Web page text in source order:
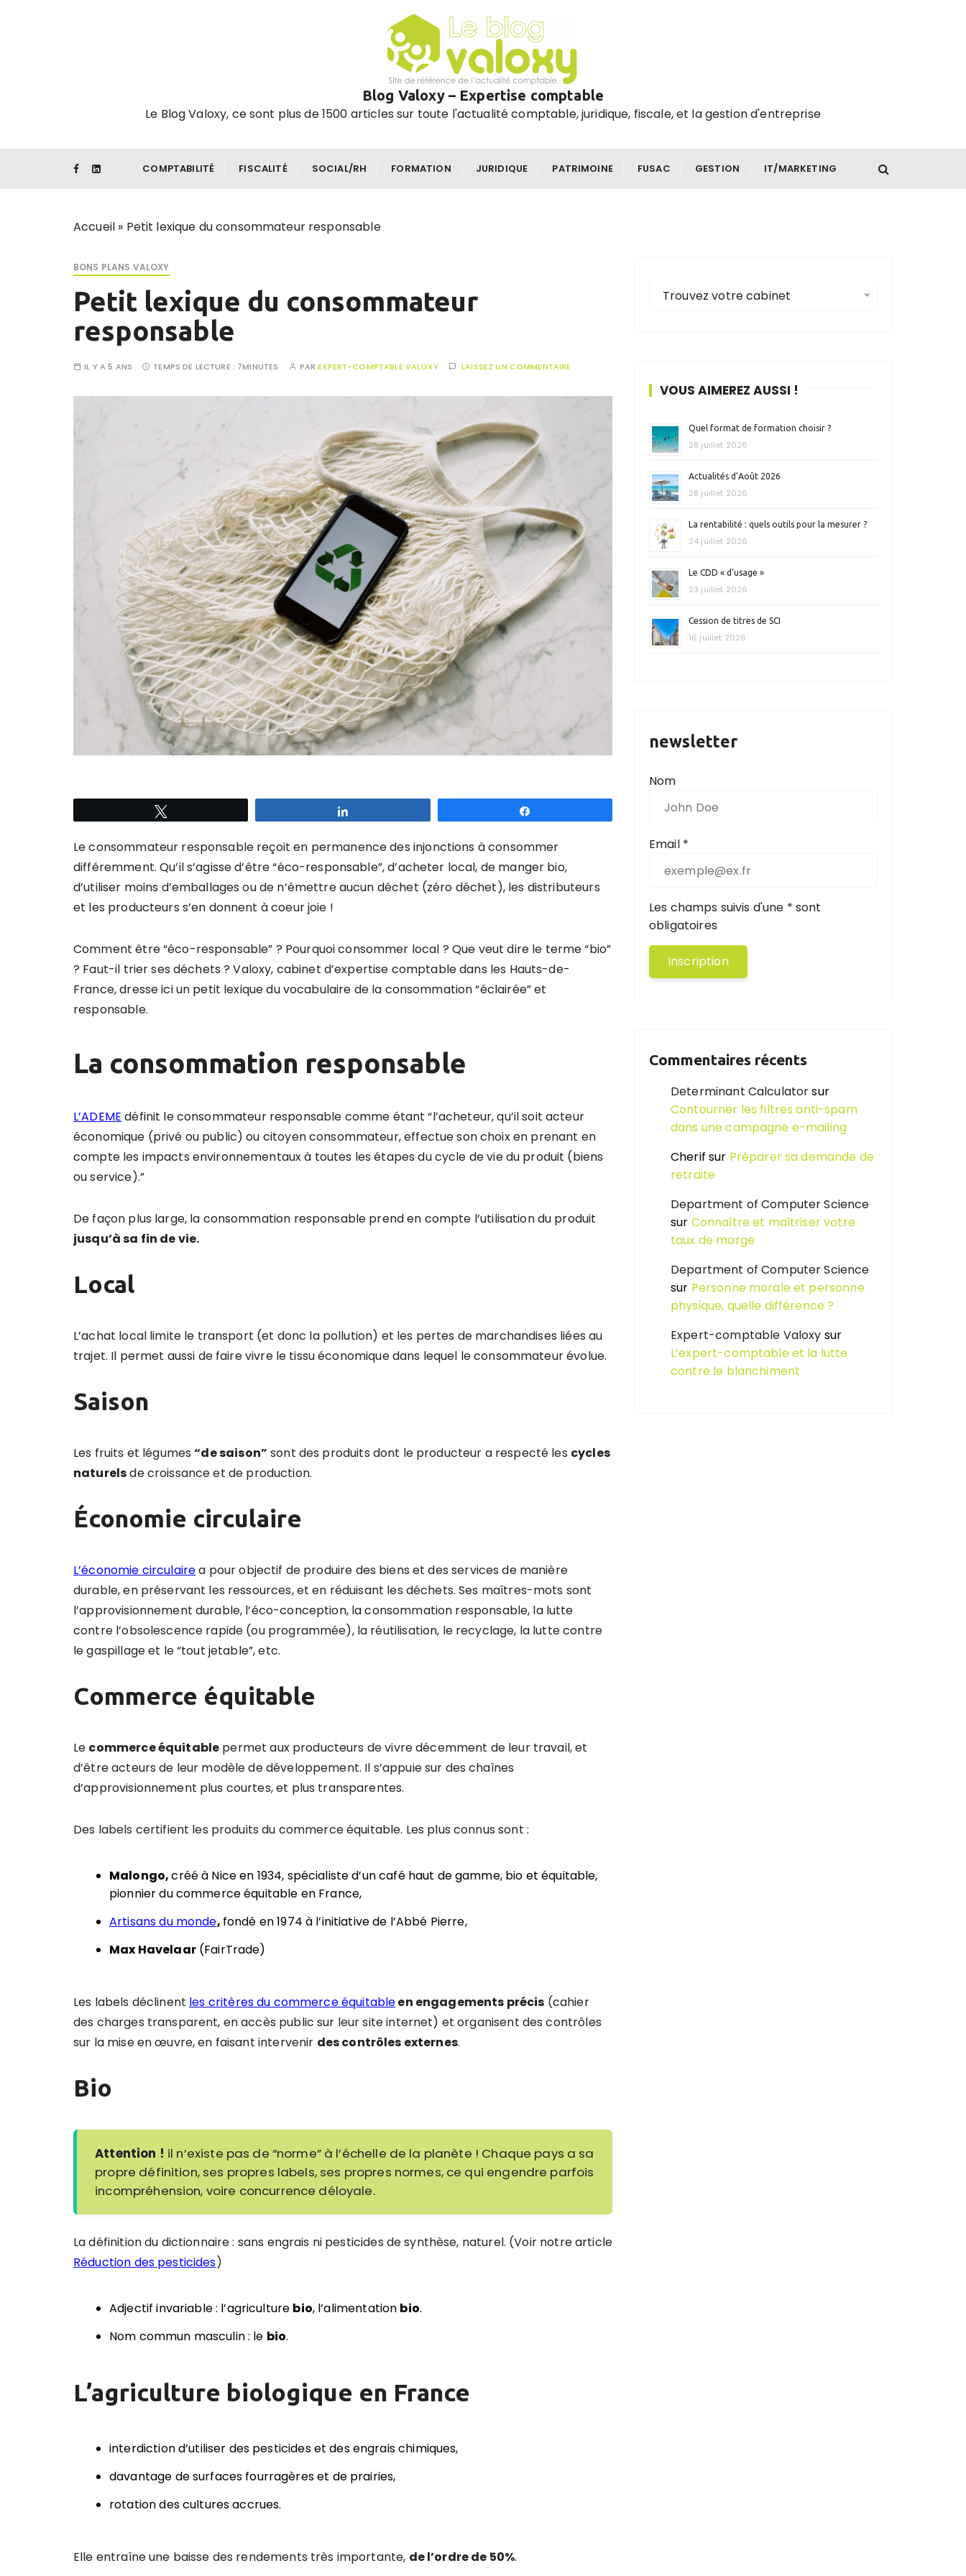
Blog Valoxy – Expertise comptable
Le Blog Valoxy, ce sont plus de 1500 articles sur toute l'actualité comptable, juridique, fiscale, et la gestion d'entreprise
COMPTABILITÉ FISCALITÉ SOCIAL/RH FORMATION JURIDIQUE PATRIMOINE FUSAC GESTION IT/MARKETING
Accueil » Petit lexique du consommateur responsable
BONS PLANS VALOXY
Petit lexique du consommateur
responsable
IL Y A 5 ANS TEMPS DE LECTURE : 7MINUTES PAREXPERT-COMPTABLE VALOXY LAISSEZ UN COMMENTAIRE
Le consommateur responsable reçoit en permanence des injonctions à consommer
différemment. Qu’il s’agisse d’être “éco-responsable”, d’acheter local, de manger bio,
d’utiliser moins d’emballages ou de n’émettre aucun déchet (zéro déchet), les distributeurs
et les producteurs s’en donnent à coeur joie !
Comment être “éco-responsable” ? Pourquoi consommer local ? Que veut dire le terme “bio”
? Faut-il trier ses déchets ? Valoxy, cabinet d’expertise comptable dans les Hauts-de-
France, dresse ici un petit lexique du vocabulaire de la consommation “éclairée” et
responsable.
La consommation responsable
L’ADEME définit le consommateur responsable comme étant “l’acheteur, qu’il soit acteur
économique (privé ou public) ou citoyen consommateur, effectue son choix en prenant en
compte les impacts environnementaux à toutes les étapes du cycle de vie du produit (biens
ou service).”
De façon plus large, la consommation responsable prend en compte l’utilisation du produit
jusqu’à sa fin de vie.
Local
L’achat local limite le transport (et donc la pollution) et les pertes de marchandises liées au
trajet. Il permet aussi de faire vivre le tissu économique dans lequel le consommateur évolue.
Saison
Les fruits et légumes“de saison” sont des produits dont le producteur a respecté les cycles
naturelsde croissance et de production.
Économie circulaire
L’économie circulairea pour objectif de produire des biens et des services de manière
durable, en préservant les ressources, et en réduisant les déchets. Ses maîtres-mots sont
l’approvisionnement durable, l’éco-conception, la consommation responsable, la lutte
contre l’obsolescence rapide (ou programmée), la réutilisation, le recyclage, la lutte contre
le gaspillage et le “tout jetable”, etc.
Commerce équitable
Le commerceéquitable permet aux producteurs de vivre décemment de leur travail, et
d’être acteurs de leur modèle de développement. Il s’appuie sur des chaînes
d’approvisionnement plus courtes, et plus transparentes.
Des labels certifient les produits du commerce équitable. Les plus connus sont :
Malongo,créé à Nice en 1934, spécialiste d’un café haut de gamme, bio et équitable,
pionnier du commerce équitable en France,
Artisans du monde, fondé en 1974 à l’initiative de l’Abbé Pierre,
Max Havelaar(FairTrade)
Les labels déclinent les critères du commerce équitableen engagements précis (cahier
des charges transparent, en accès public sur leur site internet) et organisent des contrôles
sur la mise en œuvre, en faisant intervenir des contrôles externes.
Bio
Attention ! il n’existe pas de “norme” à l’échelle de la planète ! Chaque pays a sa
propre définition, ses propres labels, ses propres normes, ce qui engendre parfois
incompréhension, voire concurrence déloyale.
La définition du dictionnaire : sans engrais ni pesticides de synthèse, naturel. (Voir notre article
Réduction des pesticides)
Adjectif invariable : l’agriculture bio, l’alimentation bio.
Nom commun masculin : le bio.
L’agriculture biologique en France
interdiction d’utiliser des pesticides et des engrais chimiques,
davantage de surfaces fourragères et de prairies,
rotation des cultures accrues.
Elle entraîne une baisse des rendements très importante, de l’ordre de 50%.
Trouvez votre cabinet
VOUS AIMEREZ AUSSI !
Quel format de formation choisir ?
28 juillet 2026
Actualités d’Août 2026
28 juillet 2026
La rentabilité : quels outils pour la mesurer ?
24 juillet 2026
Le CDD « d’usage »
23 juillet 2026
Cession de titres de SCI
16 juillet 2026
newsletter
Nom
Email *
Les champs suivis d'une * sont
obligatoires
Commentaires récents
Determinant Calculatorsur
Contourner les filtres anti-spam
dans une campagne e-mailing
Cherif sur Préparer sa demande de
retraite
Department of Computer Science
sur Connaître et maîtriser votre
taux de marge
Department of Computer Science
sur Personne morale et personne
physique, quelle différence ?
Expert-comptable Valoxy sur
L’expert-comptable et la lutte
contre le blanchiment